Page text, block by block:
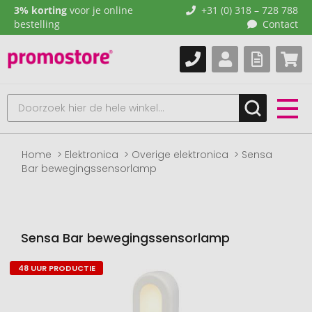
3% korting voor je online
bestelling
+31 (0) 318 – 728 788
Contact
Home Elektronica Overige elektronica
Sensa
Bar bewegingssensorlamp
Sensa Bar bewegingssensorlamp
Naar
48 UUR PRODUCTIE